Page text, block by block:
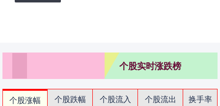
个股实时涨跌榜
个股涨幅 个股跌幅 个股流入 个股流出
换手率